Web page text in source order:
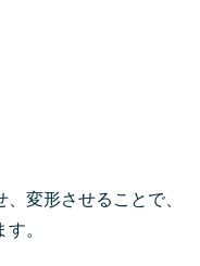
変形させることで、
。